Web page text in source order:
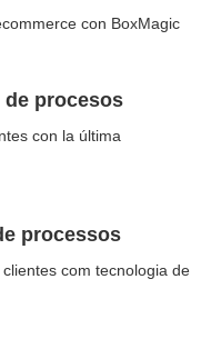
con BoxMagic
procesos
con la última
processos
com tecnologia de